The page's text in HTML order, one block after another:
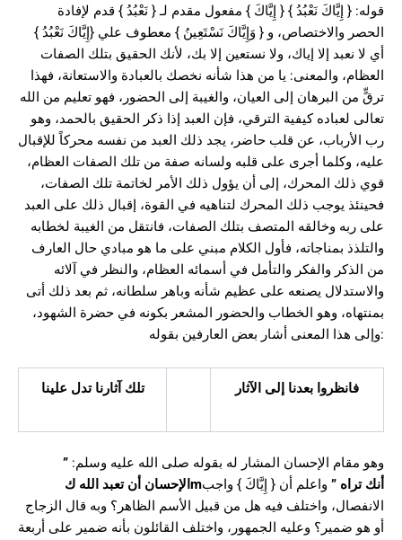
الحصر والاختصاص، و { وَإِيَّاكَ نَسْتَعِينُ } معطوف علي {إِيَّاكَ نَعْبُدُ }
أي لا نعبد إلا إياك، ولا نستعين إلا بك، لأنك الحقيق بتلك الصفات
العظام، والمعنى: يا من هذا شأنه نخصك بالعبادة والاستعانة، فهذا
ترقٍّ من البرهان إلى العيان، والغيبة إلى الحضور، فهو تعليم من الله
تعالى لعباده كيفية الترقي، فإن العبد إذا ذكر الحقيق بالحمد، وهو
رب الأرباب، عن قلب حاضر، يجد ذلك العبد من نفسه محركاً للإقبال
عليه، وكلما أجرى على قلبه ولسانه صفة من تلك الصفات العظام،
قوي ذلك المحرك، إلى أن يؤول ذلك الأمر لخاتمة تلك الصفات،
فحينئذ يوجب ذلك المحرك لتناهيه في القوة، إقبال ذلك على العبد
على ربه وخالقه المتصف بتلك الصفات، فانتقل من الغيبة لخطابه
والتلذذ بمناجاته، فأول الكلام مبني على ما هو مبادي حال العارف
من الذكر والفكر والتأمل في أسمائه العظام، والنظر في آلائه
والاستدلال يصنعه على عظيم شأنه وباهر سلطانه، ثم بعد ذلك أتى
بمنتهاه، وهو الخطاب والحضور المشعر بكونه في حضرة الشهود،
وإلى هذا المعنى أشار بعض العارفين بقوله:
تلك آثارنا تدل علينا فانظروا بعدنا إلى الآثار
وهو مقام الإحسان المشار له بقوله صلى الله عليه وسلم: ”
الإحسان أن تعبد الله ك m أنك تراه ” واعلم أن { إِيَّاكَ } واجب
الانفصال، واختلف فيه هل من قبيل الأسم الظاهر؟ وبه قال الزجاج
أو هو ضمير؟ وعليه الجمهور، واختلف القائلون بأنه ضمير على أربعة